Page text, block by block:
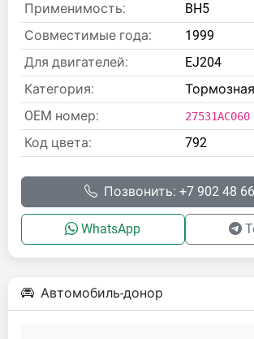
Применимость:
BH5
Совместимые года:
1999
Для двигателей:
EJ204
Категория:
OEM номер:
27531AC060
Код цвета: 792
Позвонить: +7 902 48
WhatsApp
Автомобиль-донор